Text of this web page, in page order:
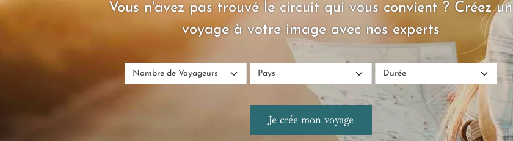
Vous n'avez pas trouvé le circuit qui vous convient ? Créez un
voyage à votre image avec nos experts